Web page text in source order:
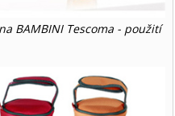
BAMBINI Tescoma - použití